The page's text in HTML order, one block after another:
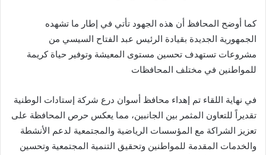
كما أوضح المحافظ أن هذه الجهود تأتي في إطار ما تشهده
الجمهورية الجديدة بقيادة الرئيس عبد الفتاح السيسي من
مشروعات تستهدف تحسين مستوى المعيشة وتوفير حياة كريمة
للمواطنين في مختلف المحافظات
في نهاية اللقاء تم إهداء محافظ أسوان درع شركة إستادات الوطنية
تقديراً للتعاون المثمر بين الجانبين، مما يعكس حرص المحافظة على
تعزيز الشراكة مع المؤسسات الرياضية والمجتمعية لدعم الأنشطة
والخدمات المقدمة للمواطنين وتحقيق التنمية المجتمعية وتحسين